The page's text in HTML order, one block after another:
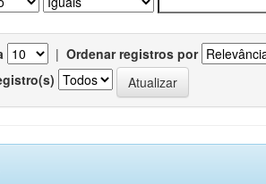
| Ordenar registros por